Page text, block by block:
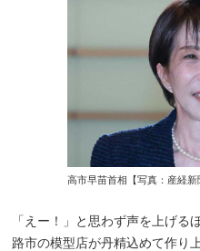
高市早苗首相【写真：産経新
「えー！」と思わず声を上げる
路市の模型店が丹精込めて作り